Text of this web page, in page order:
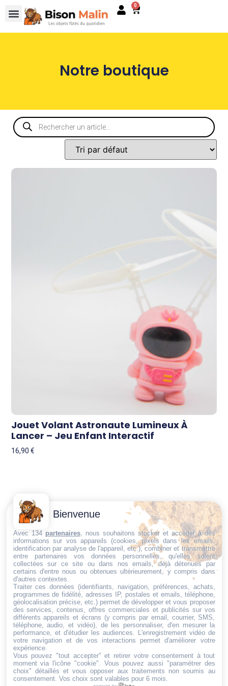
0
Notre boutique
Jouet Volant Astronaute Lumineux À
Lancer – Jeu Enfant Interactif
16,90€
Trouvez ce qu'il vous faut,
au bon endroit
Conditions
générales
de vente
Politique de
cookies
Politique de
confidentialité
Mentions
légales
Conditions de
retour et de
remboursement
Droit de
rétractation
Contactez-
Nous
Email:
dt@sasbms.fr
Bienvenue
Avec 134 partenaires, nous souhaitons stocker et accéder à des
informations sur vos appareils (cookies, pixels dans les emails,
identification par analyse de l'appareil, etc.), combiner et transmettre
entre partenaires vos données personnelles, qu'elles soient
collectées sur ce site ou dans nos emails, déjà détenues par
certains d'entre nous ou obtenues ultérieurement, y compris dans
d'autres contextes.
Traiter ces données (identifiants, navigation, préférences, achats,
programmes de fidélité, adresses IP, postales et emails, téléphone,
géolocalisation précise, etc.) permet de développer et vous proposer
des services, contenus, offres commerciales et publicités sur vos
différents appareils et écrans (y compris par email, courrier, SMS,
téléphone, audio, et vidéo), de les personnaliser, d'en mesurer la
performance, et d'étudier les audiences. L'enregistrement vidéo de
votre navigation et de vos interactions permet d'améliorer votre
expérience.
Vous pouvez "tout accepter" et retirer votre consentement à tout
moment via l'icône "cookie" . Vous pouvez aussi "paramétrer des
choix" détaillés et vous opposer aux traitements non soumis au
consentement. Vos choix sont valables pour 6 mois.